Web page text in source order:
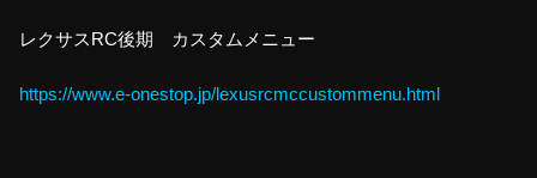
レクサスRC後期 カスタムメニュー
https://www.e-onestop.jp/lexusrcmccustommenu.html